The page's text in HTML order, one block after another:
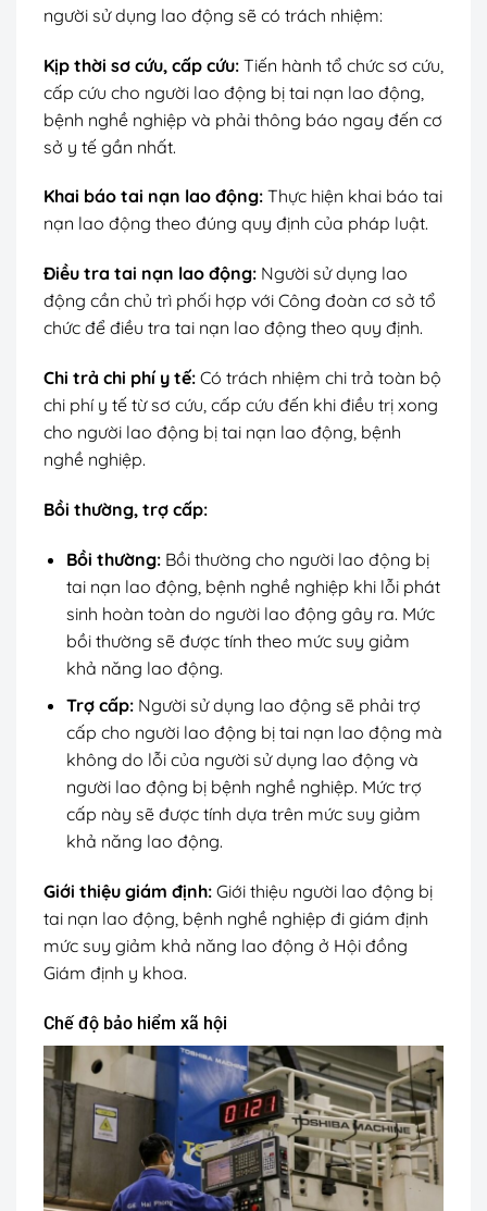
người sử dụng lao động sẽ có trách nhiệm:
Kịp thời sơ cứu, cấp cứu: Tiến hành tổ chức sơ cứu,
cấp cứu cho người lao động bị tai nạn lao động,
bệnh nghề nghiệp và phải thông báo ngay đến cơ
sở y tế gần nhất.
Khai báo tai nạn lao động: Thực hiện khai báo tai
nạn lao động theo đúng quy định của pháp luật.
Điều tra tai nạn lao động: Người sử dụng lao
động cần chủ trì phối hợp với Công đoàn cơ sở tổ
chức để điều tra tai nạn lao động theo quy định.
Chi trả chi phí y tế: Có trách nhiệm chi trả toàn bộ
chi phí y tế từ sơ cứu, cấp cứu đến khi điều trị xong
cho người lao động bị tai nạn lao động, bệnh
nghề nghiệp.
Bồi thường, trợ cấp:
Bồi thường:Bồi thường cho người lao động bị
tai nạn lao động, bệnh nghề nghiệp khi lỗi phát
sinh hoàn toàn do người lao động gây ra. Mức
bồi thường sẽ được tính theo mức suy giảm
khả năng lao động.
Trợ cấp:Người sử dụng lao động sẽ phải trợ
cấp cho người lao động bị tai nạn lao động mà
không do lỗi của người sử dụng lao động và
người lao động bị bệnh nghề nghiệp. Mức trợ
cấp này sẽ được tính dựa trên mức suy giảm
khả năng lao động.
Giới thiệu giám định: Giới thiệu người lao động bị
tai nạn lao động, bệnh nghề nghiệp đi giám định
mức suy giảm khả năng lao động ở Hội đồng
Giám định y khoa.
Chế độ bảo hiểm xã hội